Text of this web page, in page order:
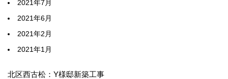
2021年7月
2021年6月
2021年2月
2021年1月
北区西古松：Y様邸新築工事